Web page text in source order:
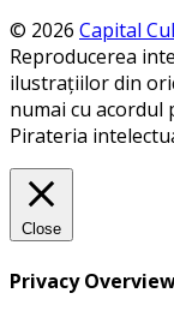
© 2026 Capital
Reproducerea
ilustrațiilor din
numai cu acordul
Pirateria
Close
Privacy